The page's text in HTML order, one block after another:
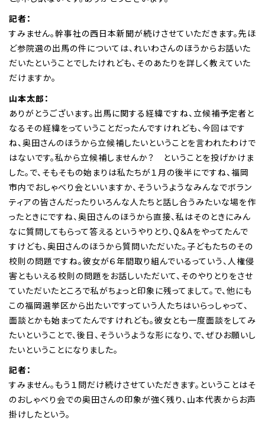
記者：
すみません。幹事社の西日本新聞が続けさせていただきます。先ほ
ど参院選の出馬の件については、れいわさんのほうからお話いた
だいたということでしたけれども、そのあたりを詳しく教えていた
だけますか。
山本太郎：
ありがとうございます。出馬に関する経緯ですね、立候補予定者と
なるその経緯をっていうことだったんですけれども、今回はです
ね、奥田さんのほうから立候補したいということを言われたわけで
はないです。私から立候補しませんか？ ということを投げかけま
した。で、そもそもの始まりは私たちが１月の後半にですね、福岡
市内でおしゃべり会といいますか、そういうようなみんなでボラン
ティアの皆さんだったりいろんな人たちと話し合うみたいな場を作
ったときにですね、奥田さんのほうから直接、私はそのときにみん
なに質問してもらって答えるというやりとり、Q＆Aをやってたんで
すけども、奥田さんのほうから質問いただいた。子どもたちのその
校則の問題ですね。彼女が６年間取り組んでいるっていう、人権侵
害ともいえる校則の問題をお話しいただいて、そのやりとりをさせ
ていただいたところで私がちょっと印象に残ってまして。で、他にも
この福岡選挙区から出たいですっていう人たちはいらっしゃって、
面談とかも始まってたんですけれども。彼女とも一度面談をしてみ
たいということで、後日、そういうような形になり、で、ぜひお願いし
たいということになりました。
記者：
すみません。もう１問だけ続けさせていただきます。ということはそ
のおしゃべり会での奥田さんの印象が強く残り、山本代表からお声
掛けしたという。